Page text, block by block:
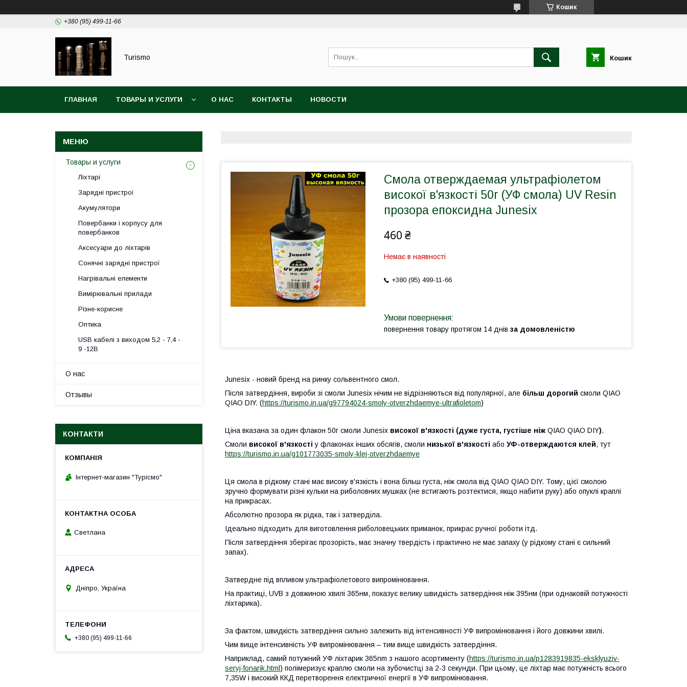
Кошик
+380 (95) 499-11-66
Turismo Кошик
ГЛАВНАЯ ТОВАРЫ И УСЛУГИ О НАС КОНТАКТЫ НОВОСТИ
Смола отверждаемая ультрафіолетом
високої в'язкості 50г (УФ смола) UV Resin
прозора епоксидна Junesix
460 ₴
Немає в наявності
+380 (95) 499-11-66
повернення товару протягом 14 днів за домовленістю
Junesix - новий бренд на ринку сольвентного смол.
Після затвердіння, вироби зі смоли Junesix нічим не відрізняються від популярної, але більш дорогий смоли QIAO
QIAO DIY. (https://turismo.in.ua/g97794024-smoly-otverzhdaemye-ultrafioletom)
Ціна вказана за один флакон 50г смоли Junesix високої в'язкості (дуже густа, густіше ніж QIAO QIAO DIY).
Смоли високої в'язкостіу флаконах інших обсягів, смоли низької в'язкості або УФ-отверждаются клей, тут
https://turismo.in.ua/g101773035-smoly-klej-otverzhdaemye
Ця смола в рідкому стані має високу в'язкість і вона більш густа, ніж смола від QIAO QIAO DIY. Тому, цієї смолою
зручно формувати різні кульки на риболовних мушках (не встигають розтектися, якщо набити руку) або опуклі краплі
на прикрасах.
Абсолютно прозора як рідка, так і затверділа.
Ідеально підходить для виготовлення риболовецьких приманок, прикрас ручної роботи ітд.
Після затвердіння зберігає прозорість, має значну твердість і практично не має запаху (у рідкому стані є сильний
запах).
Затвердне під впливом ультрафіолетового випромінювання.
На практиці, UVB з довжиною хвилі 365нм, показує велику швидкість затвердіння ніж 395нм (при однаковій потужності
ліхтарика).
За фактом, швидкість затвердіння сильно залежить від інтенсивності УФ випромінювання і його довжини хвилі.
Чим вище інтенсивність УФ випромінювання – тим вище швидкість затвердіння.
Наприклад, самий потужний УФ ліхтарик 365nm з нашого асортименту (https://turismo.in.ua/p1283919835-eksklyuziv-
seryj-fonarik.html ) полімеризує краплю смоли на зубочистці за 2-3 секунди. При цьому, це ліхтар має потужність всього
7,35W і високий ККД перетворення електричної енергії в УФ випромінювання.
Товары и услуги
Ліхтарі
Зарядні пристрої
Акумулятори
Повербанки і корпусу для
повербанков
Аксесуари до ліхтарів
Сонячні зарядні пристрої
Нагрівальні елементи
Вимірювальні прилади
Різне-корисне
Оптика
USB кабелі з виходом 5,2 - 7,4 -
9 -12В
О нас
Отзывы
КОНТАКТИ
Інтернет-магазин "Турісмо"
Светлана
Дніпро, Україна
+380 (95) 499-11-66